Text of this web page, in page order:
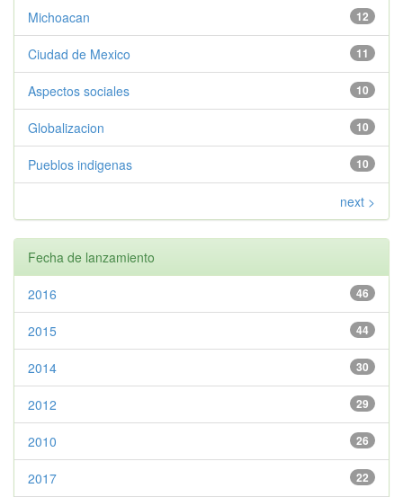
12
Michoacan
11
Ciudad de Mexico
10
Aspectos sociales
10
Globalizacion
10
Pueblos indigenas
next >
Fecha de lanzamiento
46
2016
44
2015
30
2014
29
2012
26
2010
22
2017